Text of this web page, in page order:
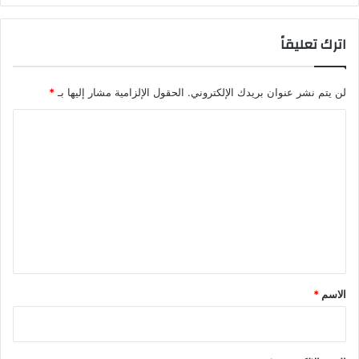
اترك تعليقاً
لن يتم نشر عنوان بريدك الإلكتروني. الحقول الإلزامية مشار إليها بـ *
*
الاسم *